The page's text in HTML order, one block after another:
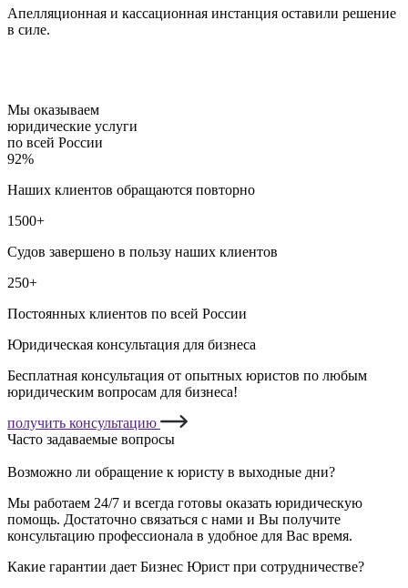
Апелляционная и кассационная инстанция оставили решение
в силе.
Мы оказываем
юридические услуги
по всей России
92%
Наших клиентов обращаются повторно
1500+
Судов завершено в пользу наших клиентов
250+
Постоянных клиентов по всей России
Юридическая консультация для бизнеса
Бесплатная консультация от опытных юристов по любым
юридическим вопросам для бизнеса!
получить консультацию
Часто задаваемые вопросы
Возможно ли обращение к юристу в выходные дни?
Мы работаем 24/7 и всегда готовы оказать юридическую
помощь. Достаточно связаться с нами и Вы получите
консультацию профессионала в удобное для Вас время.
Какие гарантии дает Бизнес Юрист при сотрудничестве?